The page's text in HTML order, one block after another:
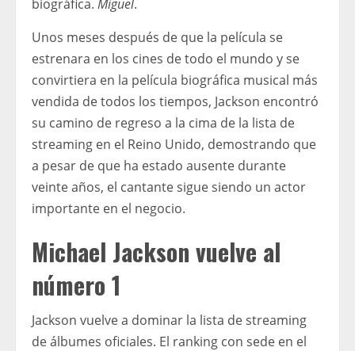
biográfica. Miguel.
Unos meses después de que la película se
estrenara en los cines de todo el mundo y se
convirtiera en la película biográfica musical más
vendida de todos los tiempos, Jackson encontró
su camino de regreso a la cima de la lista de
streaming en el Reino Unido, demostrando que
a pesar de que ha estado ausente durante
veinte años, el cantante sigue siendo un actor
importante en el negocio.
Michael Jackson vuelve al
número 1
Jackson vuelve a dominar la lista de streaming
de álbumes oficiales. El ranking con sede en el